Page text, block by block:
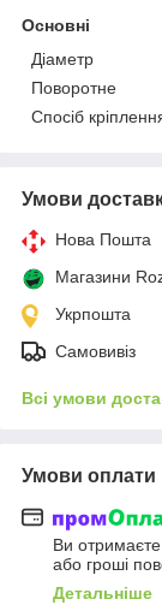
Основні
Діаметр
Поворотне
Спосіб
Умови
Нова Пошта
Магазини
Укрпошта
Самовивіз
Всі умови
Умови оплати
Ви
або гроші
Детальніше